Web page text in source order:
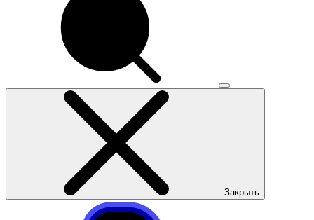
Закрыть